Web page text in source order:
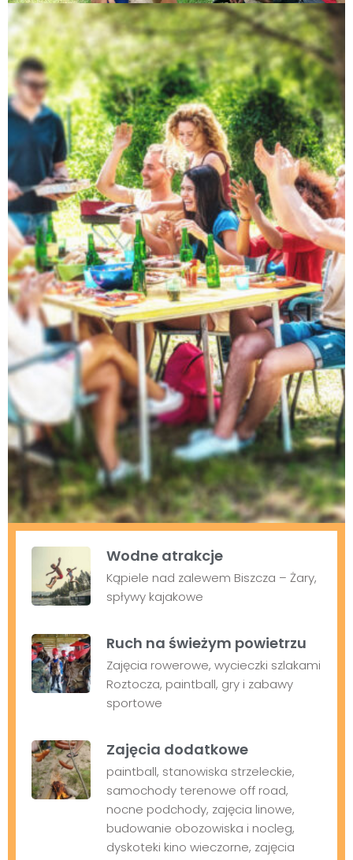
Wodne atrakcje
Kąpiele nad zalewem Biszcza – Żary,
spływy kajakowe
Ruch na świeżym powietrzu
Zajęcia rowerowe, wycieczki szlakami
Roztocza, paintball, gry i zabawy
sportowe
Zajęcia dodatkowe
paintball, stanowiska strzeleckie,
samochody terenowe off road,
nocne podchody, zajęcia linowe,
budowanie obozowiska i nocleg,
dyskoteki kino wieczorne, zajęcia